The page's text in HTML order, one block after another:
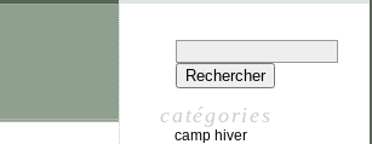
catégories
camp hiver